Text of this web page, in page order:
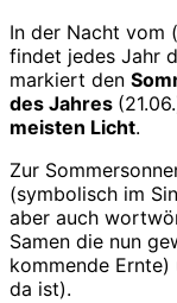
In der Nacht vom
findet jedes Jahr
markiert den
des Jahres
meisten Licht.
Zur
(symbolisch im
aber auch
Samen die nun
kommende Ernte)
da ist).